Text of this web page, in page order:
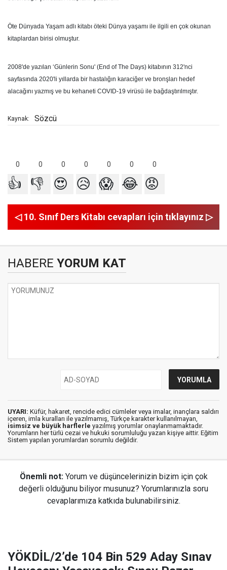
Öte Dünyada Yaşam adlı kitabı öteki Dünya yaşamı ile ilgili en çok okunan
kitaplardan birisi olmuştur.
2008'de yazılan ‘Günlerin Sonu' (End of The Days) kitabının 312'nci
sayfasında 2020'li yıllarda bir hastalığın karaciğer ve bronşları hedef
alacağını yazmış ve bu kehaneti COVID-19 virüsü ile bağdaştırılmıştır.
Kaynak: Sözcü
0 0 0 0 0 0 0
👍 👎 😍 😥 😱 😂 😡
◁ 10. Sınıf Ders Kitabı cevapları için tıklayınız ▷
HABERE YORUM KAT
UYARI: Küfür, hakaret, rencide edici cümleler veya imalar, inançlara saldırı
içeren, imla kuralları ile yazılmamış, Türkçe karakter kullanılmayan,
isimsiz ve büyük harflerle yazılmış yorumlar onaylanmamaktadır.
Yorumların her türlü cezai ve hukuki sorumluluğu yazan kişiye aittir. Eğitim
Sistem yapılan yorumlardan sorumlu değildir.
Önemli not: Yorum ve düşüncelerinizin bizim için çok
değerli olduğunu biliyor musunuz? Yorumlarınızla soru
cevaplarımıza katkıda bulunabilirsiniz.
YÖKDİL/2’de 104 Bin 529 Aday Sınav